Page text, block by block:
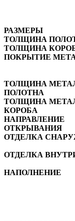
РАЗМЕРЫ
ТОЛЩИНА
ТОЛЩИНА
ПОКРЫТИЕ
ТОЛЩИНА
ПОЛОТНА
ТОЛЩИНА
КОРОБА
НАПРАВЛЕНИЕ
ОТКРЫВАНИЯ
ОТДЕЛКА
ОТДЕЛКА
НАПОЛНЕНИЕ